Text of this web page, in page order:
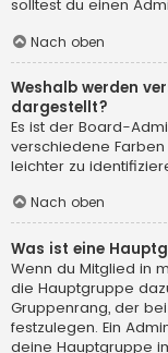
solltest du einen
Nach oben
Weshalb werden
dargestellt?
Es ist der Board-
verschiedene
leichter zu
Nach oben
Was ist eine
Wenn du Mitglied in
die Hauptgruppe
Gruppenrang, der
festzulegen. Ein
deine Hauptgruppe